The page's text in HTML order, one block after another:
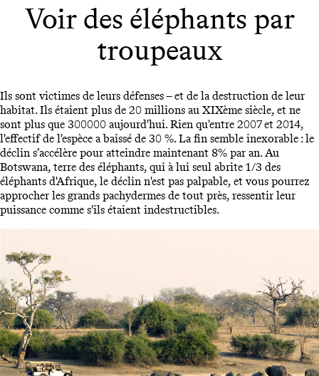
Voir des éléphants par
troupeaux
Ils sont victimes de leurs défenses – et de la destruction de leur
habitat. Ils étaient plus de 20 millions au XIXème siècle, et ne
sont plus que 300000 aujourd'hui. Rien qu'entre 2007 et 2014,
l'effectif de l'espèce a baissé de 30 %. La fin semble inexorable : le
déclin s’accélère pour atteindre maintenant 8% par an. Au
Botswana, terre des éléphants, qui à lui seul abrite 1/3 des
éléphants d'Afrique, le déclin n'est pas palpable, et vous pourrez
approcher les grands pachydermes de tout près, ressentir leur
puissance comme s'ils étaient indestructibles.